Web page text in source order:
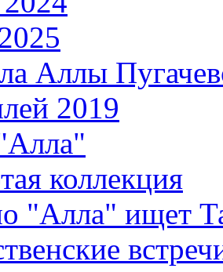
Аллы
2019
коллекция
"Алла" ищет